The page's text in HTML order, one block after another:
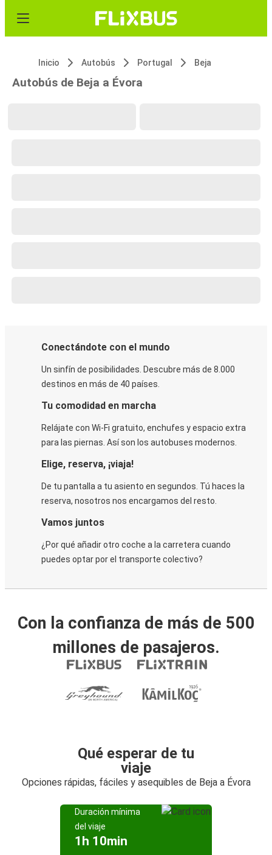
Inicio Autobús Portugal Beja
Autobús de Beja a Évora
Conectándote con el mundo
Un sinfín de posibilidades. Descubre más de 8.000
destinos en más de 40 países.
Tu comodidad en marcha
Relájate con Wi-Fi gratuito, enchufes y espacio extra
para las piernas. Así son los autobuses modernos.
Elige, reserva, ¡viaja!
De tu pantalla a tu asiento en segundos. Tú haces la
reserva, nosotros nos encargamos del resto.
Vamos juntos
¿Por qué añadir otro coche a la carretera cuando
puedes optar por el transporte colectivo?
Con la confianza de más de 500
millones de pasajeros.
Qué esperar de tu
viaje
Opciones rápidas, fáciles y asequibles de Beja a Évora
Duración mínima
del viaje
1h 10min